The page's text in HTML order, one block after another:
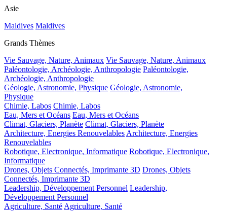
Asie
Maldives Maldives
Grands Thèmes
Vie Sauvage, Nature, Animaux Vie Sauvage, Nature, Animaux
Paléontologie, Archéologie, Anthropologie Paléontologie,
Archéologie, Anthropologie
Géologie, Astronomie, Physique Géologie, Astronomie,
Physique
Chimie, Labos Chimie, Labos
Eau, Mers et Océans Eau, Mers et Océans
Climat, Glaciers, Planète Climat, Glaciers, Planète
Architecture, Energies Renouvelables Architecture, Energies
Renouvelables
Robotique, Electronique, Informatique Robotique, Electronique,
Informatique
Drones, Objets Connectés, Imprimante 3D Drones, Objets
Connectés, Imprimante 3D
Leadership, Développement Personnel Leadership,
Développement Personnel
Agriculture, Santé Agriculture, Santé